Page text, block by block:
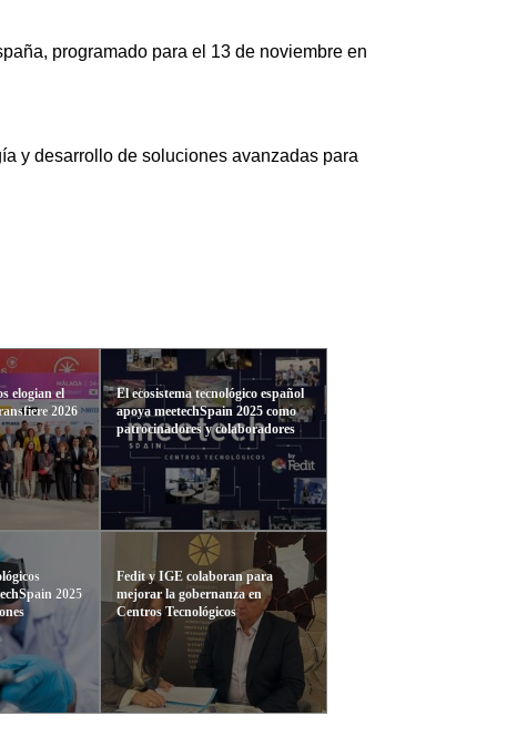
programado para el 13 de noviembre en
y desarrollo de soluciones avanzadas para
elogian el
2026
2025
El ecosistema tecnológico español
apoya meetechSpain 2025 como
patrocinadores y colaboradores
Fedit y IGE colaboran para
mejorar la gobernanza en
Centros Tecnológicos